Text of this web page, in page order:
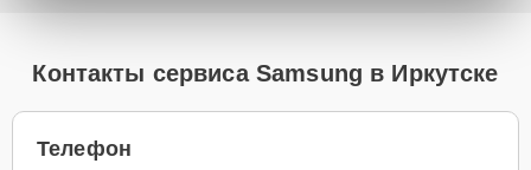
Контакты сервиса Samsung в Иркутске
Телефон